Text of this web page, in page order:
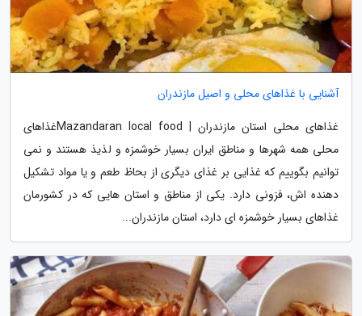
آشنایی با غذاهای محلی و اصیل مازندران
غذاهای محلی استان مازندران | Mazandaran local foodغذاهای
محلی همه شهرها و مناطق ایران بسیار خوشمزه و لذیذ هستند و نمی
توانیم بگوییم که غذایی بر غذای دیگری از بحاظ طعم و یا مواد تشکیل
دهنده اش، فزونی دارد. یکی از مناطق و استان هایی که در کشورمان
غذاهای بسیار خوشمزه ای دارد، استان مازندران...